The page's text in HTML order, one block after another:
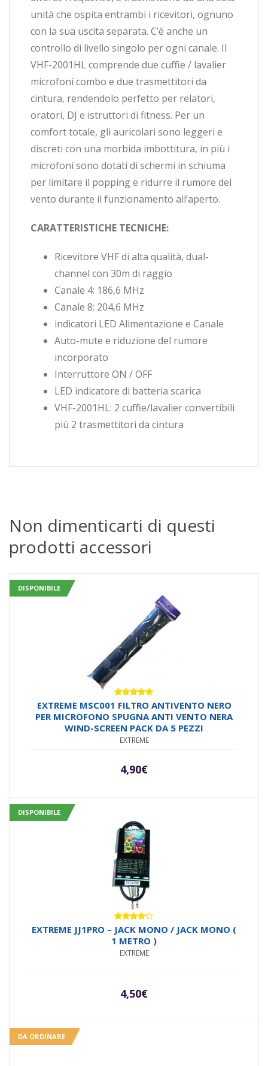
unità che ospita entrambi i ricevitori, ognuno
con la sua uscita separata. C’è anche un
controllo di livello singolo per ogni canale. Il
VHF-2001HL comprende due cuffie / lavalier
microfoni combo e due trasmettitori da
cintura, rendendolo perfetto per relatori,
oratori, DJ e istruttori di fitness. Per un
comfort totale, gli auricolari sono leggeri e
discreti con una morbida imbottitura, in più i
microfoni sono dotati di schermi in schiuma
per limitare il popping e ridurre il rumore del
vento durante il funzionamento all’aperto.
CARATTERISTICHE TECNICHE:
Ricevitore VHF di alta qualità, dual-
channel con 30m di raggio
Canale 4: 186,6 MHz
Canale 8: 204,6 MHz
indicatori LED Alimentazione e Canale
Auto-mute e riduzione del rumore
incorporato
Interruttore ON / OFF
LED indicatore di batteria scarica
VHF-2001HL: 2 cuffie/lavalier convertibili
più 2 trasmettitori da cintura
Non dimenticarti di questi
prodotti accessori
DISPONIBILE
Valutato
5.00su 5
EXTREME MSC001 FILTRO ANTIVENTO NERO
PER MICROFONO SPUGNA ANTI VENTO NERA
WIND-SCREEN PACK DA 5 PEZZI
EXTREME
4,90€
DISPONIBILE
Valutato
4.00su
5
EXTREME JJ1PRO – JACK MONO / JACK MONO (
1 METRO )
EXTREME
4,50€
DA ORDINARE